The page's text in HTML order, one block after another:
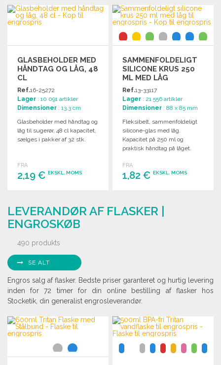
BESTIL
Anmod om et tilbud
Anmod om et tilbud
GLASBEHOLDER MED
HÅNDTAG OG LÅG, 48
CL
Ref.16-25272
Lager : 10 091 artikler
Dimensioner : 13.3 cm
Glasbeholder med håndtag og
låg til sugerør, 48 cl kapacitet,
sælges i pakker af 32 stk.
FRA
2,19 € EKSKL. MOMS
Anmod om et tilbud
SAMMENFOLDELIGT
SILICONE KRUS 250
ML MED LÅG
Ref.13-33117
Lager : 21 556 artikler
Dimensioner : 88 x 85 mm
Fleksibelt, sammenfoldeligt
silicone-glas med låg.
Kapacitet på 250 ml og
praktisk håndtag på låget.
FRA
1,82 €EKSKL. MOMS
Anmod om et tilbud
LEVERANDØR AF FLASKER |
ENGROSKØB
490 produkts
SE ALT
Engros salg af flasker. Bedste priser garanteret og hurtig levering
inden for 72 timer for din online bestilling af flasker hos
Stocketik, din generalist engrosleverandør.